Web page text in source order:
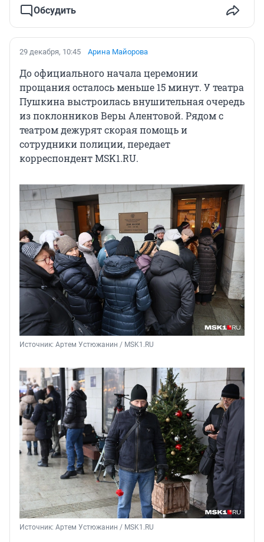
Обсудить
29 декабря, 10:45 Арина Майорова
До официального начала церемонии
прощания осталось меньше 15 минут. У театра
Пушкина выстроилась внушительная очередь
из поклонников Веры Алентовой. Рядом с
театром дежурят скорая помощь и
сотрудники полиции, передает
корреспондент MSK1.RU.
Источник: Артем Устюжанин / MSK1.RU
Источник: Артем Устюжанин / MSK1.RU